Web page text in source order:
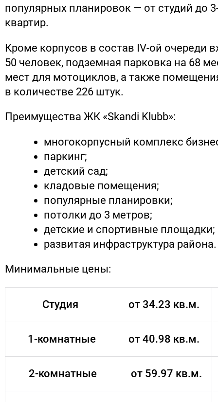
популярных планировок — от студий до
квартир.
Кроме корпусов в состав IV-ой очереди
50 человек, подземная парковка на 68
мест для мотоциклов, а также
в количестве 226 штук.
Преимущества ЖК «Skandi Klubb»:
многокорпусный комплекс
паркинг;
детский сад;
кладовые помещения;
популярные планировки;
потолки до 3 метров;
детские и спортивные площадки;
развитая инфраструктура района.
Минимальные цены:
Студия от 34.23 кв.м.
1-комнатные от 40.98 кв.м.
2-комнатные от 59.97 кв.м.